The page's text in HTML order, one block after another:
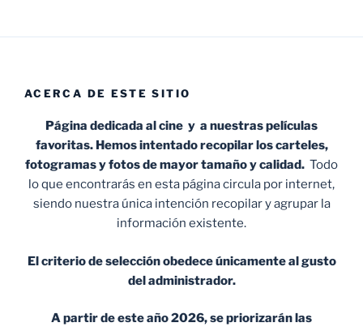
ACERCA DE ESTE SITIO
Página dedicada al cine y a nuestras películas
favoritas. Hemos intentado recopilar los carteles,
fotogramas y fotos de mayor tamaño y calidad. Todo
lo que encontrarás en esta página circula por internet,
siendo nuestra única intención recopilar y agrupar la
información existente.
El criterio de selección obedece únicamente al gusto
del administrador.
A partir de este año 2026, se priorizarán las